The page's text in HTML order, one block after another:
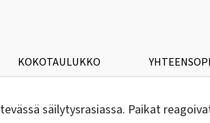
KOKOTAULUKKO
säilytysrasiassa. Paikat